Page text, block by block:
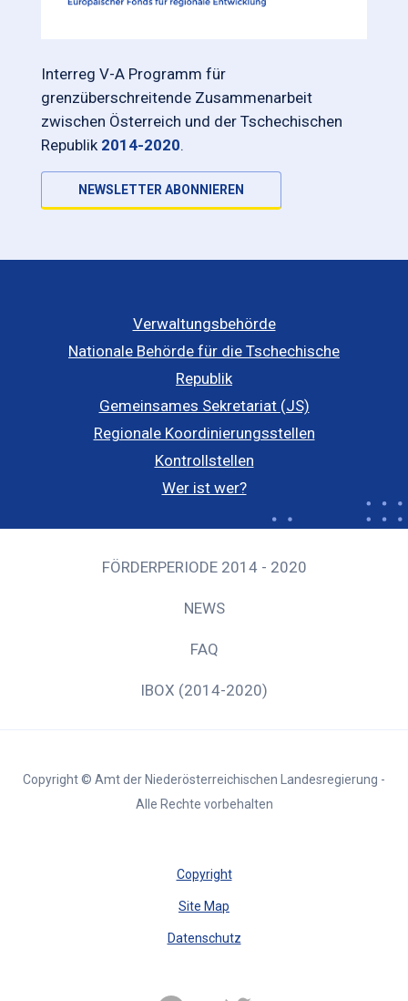
Interreg V-A Programm für
grenzüberschreitende Zusammenarbeit
zwischen Österreich und der Tschechischen
Republik 2014-2020.
NEWSLETTER ABONNIEREN
Verwaltungsbehörde
Nationale Behörde für die Tschechische
Republik
Gemeinsames Sekretariat (JS)
Regionale Koordinierungsstellen
Kontrollstellen
Wer ist wer?
FÖRDERPERIODE 2014 - 2020
NEWS
FAQ
IBOX (2014-2020)
Copyright © Amt der Niederösterreichischen Landesregierung -
Alle Rechte vorbehalten
Copyright
Site Map
Datenschutz